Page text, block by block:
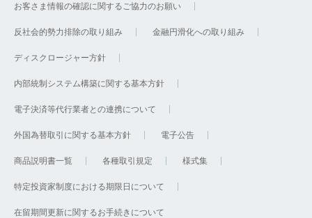
お客さま情報の確認に関するご協力のお願い
反社会的勢力排除の取り組み 金融円滑化への取り組み
ディスクロージャー方針
内部統制システム構築に関する基本方針
電子決済等代行業者との連携について
外国為替取引に関する基本方針 電子公告
商品説明書一覧 各種取引規定 様式集
特定投資家制度における期限日について
在留期間更新に関するお手続きについて